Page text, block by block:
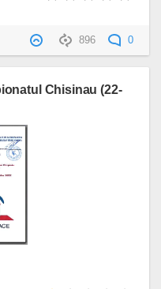
896 0
Chisinau (22-